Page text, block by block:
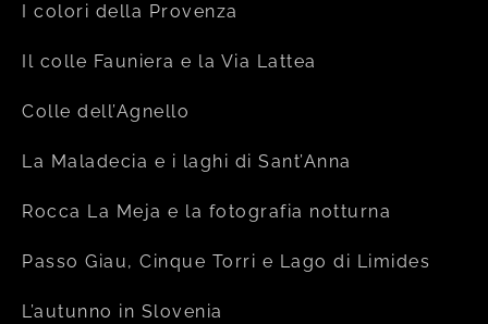
I colori della Provenza
Il colle Fauniera e la Via Lattea
Colle dell’Agnello
La Maladecia e i laghi di Sant’Anna
Rocca La Meja e la fotografia notturna
Passo Giau, Cinque Torri e Lago di Limides
L’autunno in Slovenia